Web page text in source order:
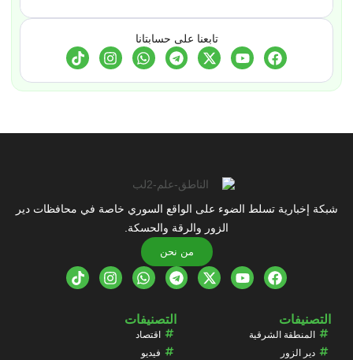
تابعنا على حسابتانا
شبكة إخبارية تسلط الضوء على الواقع السوري خاصة في محافظات دير
الزور والرقة والحسكة.
من نحن
التصنيفات
المنطقة الشرقية
دير الزور
التصنيفات
اقتصاد
فيديو